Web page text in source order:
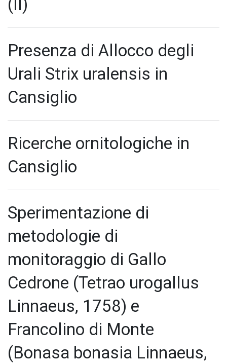
(Il)
Presenza di Allocco degli
Urali Strix uralensis in
Cansiglio
Ricerche ornitologiche in
Cansiglio
Sperimentazione di
metodologie di
monitoraggio di Gallo
Cedrone (Tetrao urogallus
Linnaeus, 1758) e
Francolino di Monte
(Bonasa bonasia Linnaeus,